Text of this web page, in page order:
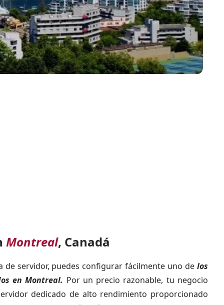
Montreal, Canadá
de servidor, puedes configurar fácilmente uno de los
en Montreal. Por un precio razonable, tu negocio
dedicado de alto rendimiento proporcionado